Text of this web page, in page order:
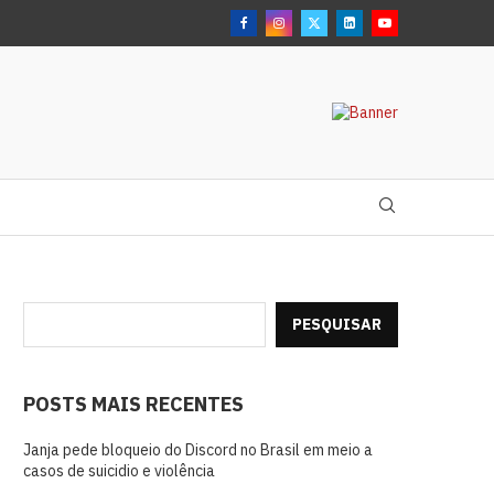
PESQUISAR
POSTS MAIS RECENTES
Janja pede bloqueio do Discord no Brasil em meio a
casos de suicidio e violência